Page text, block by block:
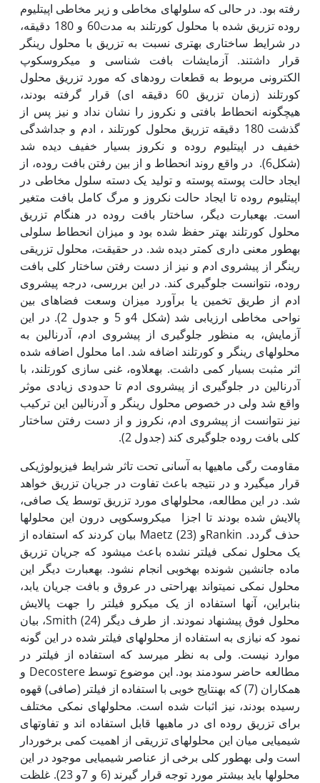
رفته بود. در حالی که سلول‏های مخاطی و زیر مخاطی اپی‏تلیوم
روده تزریق شده با محلول کورتلند به مدت60 و 180 دقیقه،
در شرایط ساختاری بهتری نسبت به تزریق با محلول رینگر
قرار داشتند. آزمایشات بافت شناسی و میکروسکوپ
الکترونی مربوط به قطعات روده‏ای که مورد تزریق محلول
کورتلند (زمان تزریق 60 دقیقه ای) قرار گرفته بودند،
هیچ‏گونه انحطاط بافتی و نکروز را نشان نداد و نیز پس از
گذشت 180 دقیقه تزریق محلول کورتلند ، ادم و جدا‏شدگی
خفیف در اپی‏تلیوم روده و نکروز بسیار خفیف دیده شد
(شکل6). در واقع روند انحطاط و از بین رفتن بافت روده، از
ایجاد حالت پوسته پوسته و تولید یک دسته سلول مخاطی در
اپی‏تلیوم روده تا ایجاد حالت نکروز و مرگ کامل بافت متغیر
است. به‏عبارت دیگر، ساختار بافت روده در هنگام تزریق
محلول کورتلند بهتر حفظ شده بود و میزان انحطاط سلولی
به‏طور معنی داری کمتر دیده شد. در حقیقت، محلول تزریقی
رینگر از پیشروی ادم و نیز از دست رفتن ساختار کلی بافت
روده، نتوانست جلوگیری کند. در این بررسی، درجه پیشروی
ادم از طریق تخمین یا برآورد میزان وسعت فضاهای بین
نواحی مخاطی ارزیابی شد (شکل 4و 5 و جدول 2). در این
آزمایش، به منظور جلوگیری از پیشروی ادم، آدرنالین به
محلول‏های رینگر و کورتلند اضافه شد. اما محلول اضافه شده
اثر مثبت بسیار کمی داشت. به‏علاوه، غنی سازی کورتلند، با
آدرنالین در جلوگیری از پیشروی ادم تا حدودی زیادی موثر
واقع شد ولی در خصوص محلول رینگر و آدرنالین این ترکیب
نیز نتوانست از پیشروی ادم، نکروز و از دست رفتن ساختار
کلی بافت روده جلوگیری کند (جدول 2).
مقاومت رگی ماهی‏ها به آسانی تحت تاثر شرایط فیزیولوژیکی
قرار می‏گیرد و در نتیجه باعث تفاوت در جریان تزریق خواهد
شد. در این مطالعه، محلول‏های مورد تزریق توسط یک صافی،
پالایش شده بودند تا اجزا میکروسکوپی درون این محلول‏ها
حذف گردد. Rankinو Maetz (23) بیان کردند که استفاده از
یک محلول نمکی فیلتر نشده باعث می‏شود که جریان تزریق
ماده جانشین شونده به‏خوبی انجام نشود. به‏عبارت دیگر این
محلول نمکی نمی‏تواند به‏راحتی در عروق و بافت جریان یابد،
بنابراین، آن‏ها استفاده از یک میکرو فیلتر را جهت پالایش
محلول فوق پیشنهاد نمودند. از طرف دیگر Smith (24)، بیان
نمود که نیازی به استفاده از محلول‏های فیلتر شده در این گونه
موارد نیست. ولی به نظر می‏رسد که استفاده از فیلتر در
مطالعه حاضر سودمند بود. این موضوع توسط Decostere و
همکاران (7) که به‏نتایج خوبی با استفاده از فیلتر (صافی) قهوه
رسیده بودند، نیز اثبات شده است. محلول‏های نمکی مختلف
برای تزریق روده ای در ماهی‏ها قابل استفاده اند و تفاوت‏های
شیمیایی میان این محلول‏های تزریقی از اهمیت کمی برخوردار
است ولی به‏طور کلی برخی از عناصر شیمیایی موجود در این
محلول‏ها باید بیشتر مورد توجه قرار گیرند (6 و 7و 23). غلظت